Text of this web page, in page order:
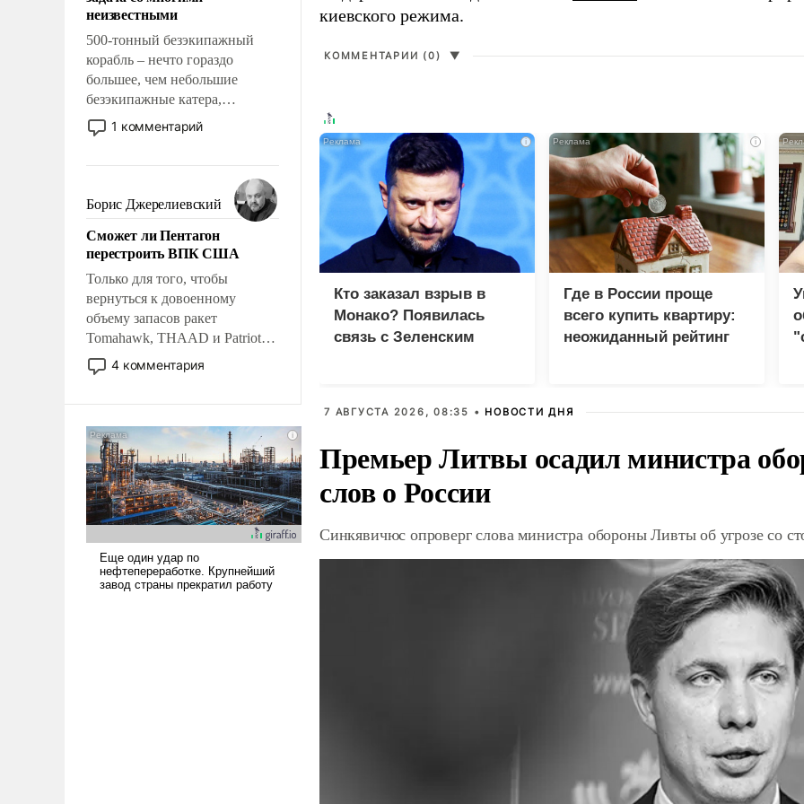
неизвестными
500-тонный безэкипажный
корабль – нечто гораздо
большее, чем небольшие
безэкипажные катера,
применение которых уже
стало обыденностью. Задача по
сложна и амбициозна. Однако
и ее реализация радикально
поднимет наши боевые
возможности.
1 комментарий
Борис Джерелиевский
Сможет ли Пентагон
перестроить ВПК США
Только для того, чтобы
вернуться к довоенному
объему запасов ракет
Tomahawk, THAAD и Patriot
США потребуется более трех
лет. Даже небольшая война с
Сложившаяся ситуация
означает многолетний период
уязвимости США, например,
перед Китаем.
4 комментария
киевского режима.
КОММЕНТАРИИ (0) ▼
i
Кто заказал взрыв в
Монако? Появилась
связь с Зеленским
i
Где в России проще
всего купить квартиру:
неожиданный рейтинг
7 АВГУСТА 2026, 08:35 • НОВОСТИ ДНЯ
Премьер Литвы осадил министра
слов о России
Синкявичюс опроверг слова министра обороны Ливты об угрозе со